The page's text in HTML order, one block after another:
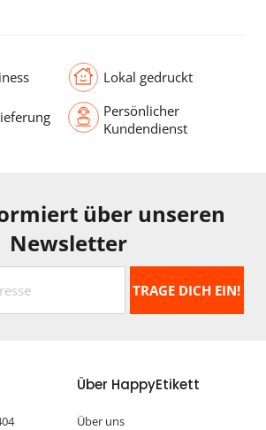
Lokal gedruckt
Persönlicher
Kundendienst
über unseren
Newsletter
Über HappyEtikett
Über uns